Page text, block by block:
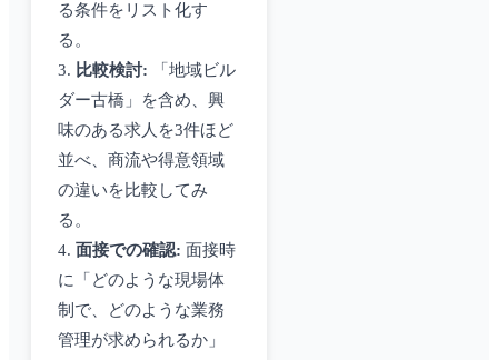
る条件をリスト化す
る。
3. 比較検討: 「地域ビル
ダー古橋」を含め、興
味のある求人を3件ほど
並べ、商流や得意領域
の違いを比較してみ
る。
4. 面接での確認: 面接時
に「どのような現場体
制で、どのような業務
管理が求められるか」